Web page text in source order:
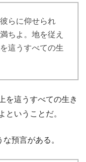
らに仰せられ
ちよ。地を従え
這うすべての生
を這うすべての生き
ということだ。
預言がある。